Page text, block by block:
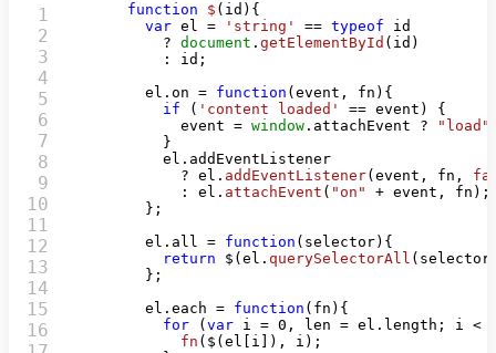
1
2
3
4
5
6
7
8
9
10
11
12
13
14
15
16
function $ ( id ){
var el = 'string' == typeof id
          ?
document . getElementById (id)
          : id;
        el.
on = function ( event, fn ){
if ( 'content loaded'
== event) {
            event =
window . attachEvent ? "load"
          }
          el.
addEventListener
            ? el.
addEventListener(event, fn,
            : el.
attachEvent ( "on"
+ event, fn);
        };
        el.
all = function ( selector){
return $(el. querySelectorAll
        };
        el.
each = function ( fn ){
for ( var i = 0 , len = el. length ; i <
fn ($(el[i]), i);